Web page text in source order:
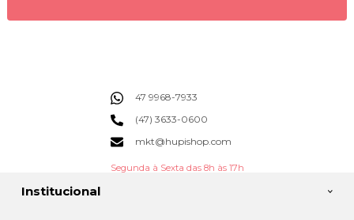
Institucional
47 9968-7933
(47) 3633-0600
mkt@hupishop.com
Segunda à Sexta das 8h às 17h